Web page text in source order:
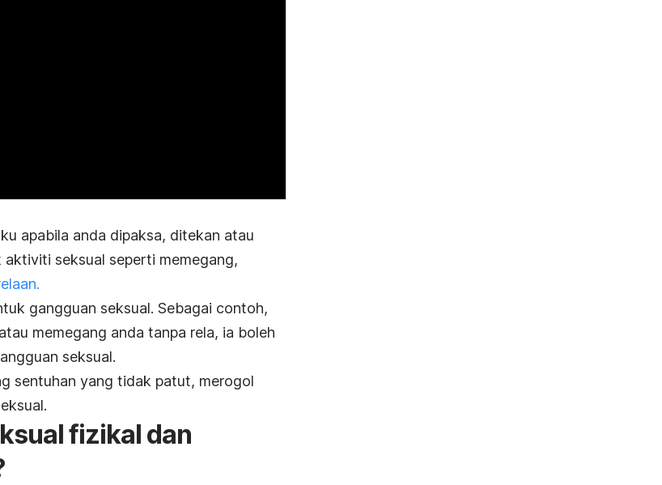
apabila anda dipaksa, ditekan atau
seksual seperti memegang,
gangguan seksual. Sebagai contoh,
memegang anda tanpa rela, ia boleh
seksual.
sentuhan yang tidak patut, merogol
fizikal dan